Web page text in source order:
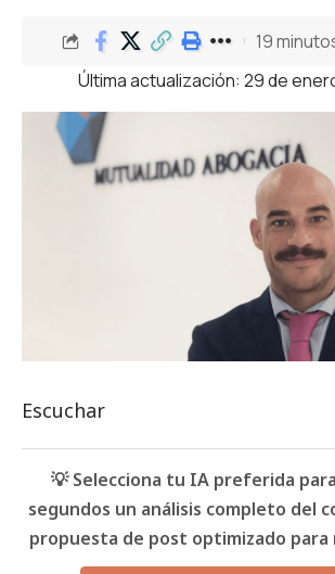
Última actualización: 29 de
19
Escuchar
💡 Selecciona tu IA preferida
segundos un análisis completo del
propuesta de post optimizado para